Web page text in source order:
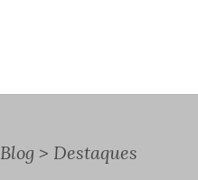
Blog > Destaques